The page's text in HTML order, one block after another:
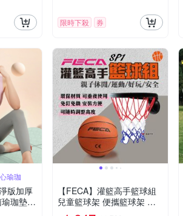
限時下殺 券
瑜珈
版加厚
珈墊-
防滑
【FECA】灌籃高手籃球組
兒童籃球架 便攜籃球架 居
家 露營 登山 悠遊戶外